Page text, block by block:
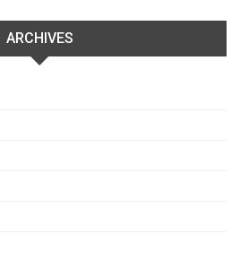
ARCHIVES